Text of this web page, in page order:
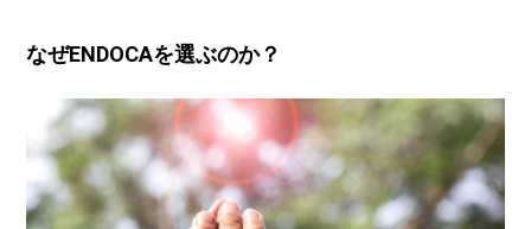
なぜENDOCAを選ぶのか？